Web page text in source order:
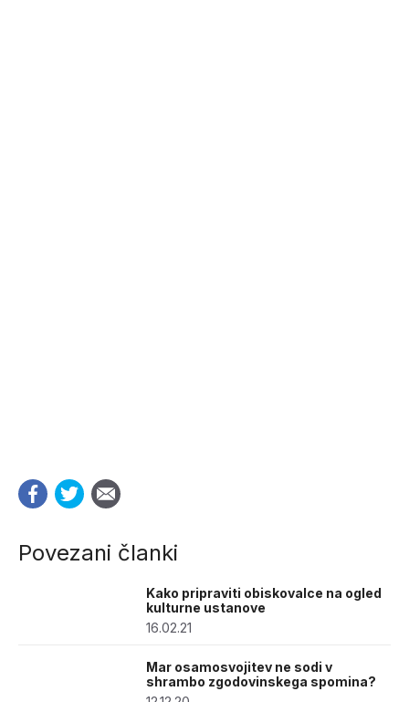
Povezani članki
Kako pripraviti obiskovalce na ogled
kulturne ustanove
16.02.21
Mar osamosvojitev ne sodi v
shrambo zgodovinskega spomina?